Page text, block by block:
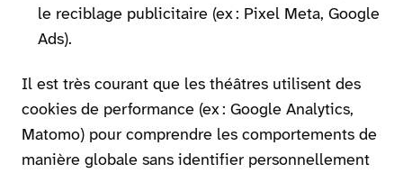
le reciblage publicitaire (ex : Pixel Meta, Google
Ads).
Il est très courant que les théâtres utilisent des
cookies de performance (ex : Google Analytics,
Matomo) pour comprendre les comportements de
manière globale sans identifier personnellement